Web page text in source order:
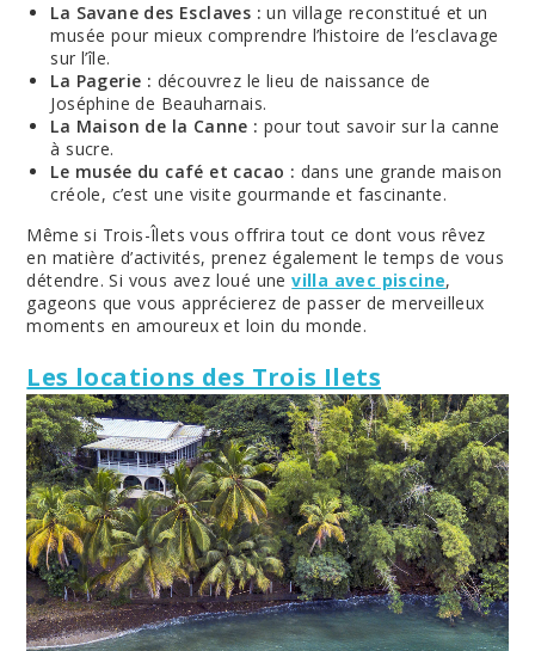
La Savane des Esclaves : un village reconstitué et un
musée pour mieux comprendre l’histoire de l’esclavage
sur l’île.
La Pagerie : découvrez le lieu de naissance de
Joséphine de Beauharnais.
La Maison de la Canne : pour tout savoir sur la canne
à sucre.
Le musée du café et cacao : dans une grande maison
créole, c’est une visite gourmande et fascinante.
Même si Trois-Îlets vous offrira tout ce dont vous rêvez
en matière d’activités, prenez également le temps de vous
détendre. Si vous avez loué unevilla avec piscine,
gageons que vous apprécierez de passer de merveilleux
moments en amoureux et loin du monde.
Les locations des Trois Ilets